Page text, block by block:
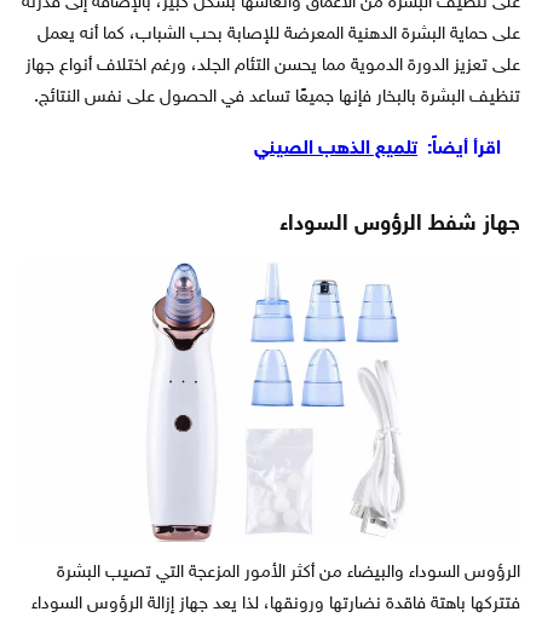
على حماية البشرة الدهنية المعرضة للإصابة بحب الشباب، كما أنه يعمل
على تعزيز الدورة الدموية مما يحسن التئام الجلد، ورغم اختلاف أنواع جهاز
تنظيف البشرة بالبخار فإنها جميعًا تساعد في الحصول على نفس النتائج.
اقرأ أيضاً: تلميع الذهب الصيني
جهاز شفط الرؤوس السوداء
الرؤوس السوداء والبيضاء من أكثر الأمور المزعجة التي تصيب البشرة
فتتركها باهتة فاقدة نضارتها ورونقها، لذا يعد جهاز إزالة الرؤوس السوداء